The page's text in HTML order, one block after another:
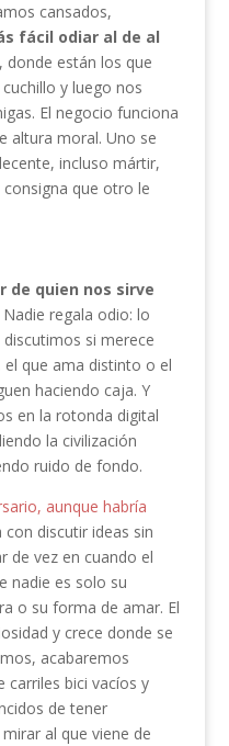
cansados,
fácil odiar al de al
, donde están los que
y luego nos
El negocio funciona
altura moral. Uno se
incluso mártir,
que otro le
de quien nos sirve
Nadie regala odio: lo
si merece
el que ama distinto o el
haciendo caja. Y
en la rotonda digital
la civilización
ruido de fondo.
aunque habría
con discutir ideas sin
de vez en cuando el
nadie es solo su
o su forma de amar. El
y crece donde se
acabaremos
carriles bici vacíos y
de tener
al que viene de